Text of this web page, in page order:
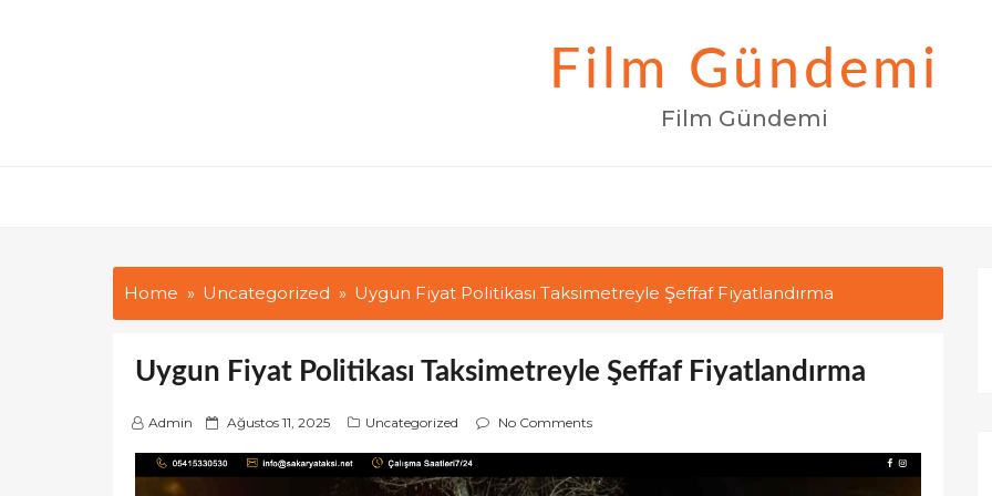
Film Gündemi
Film Gündemi
Home Uncategorized Uygun Fiyat Politikası Taksimetreyle Şeffaf Fiyatlandırma
Uygun Fiyat Politikası Taksimetreyle Şeffaf Fiyatlandırma
Admin
P
s
Ağustos 11, 2025 Uncategorized No Comments